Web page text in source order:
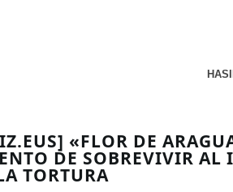
«FLOR DE
DE SOBREVIVIR AL
TORTURA